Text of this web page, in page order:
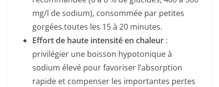
mg/l de sodium), consommée par petites
gorgées toutes les 15 à 20 minutes.
Effort de haute intensité en chaleur :
privilégier une boisson hypotonique à
sodium élevé pour favoriser l’absorption
rapide et compenser les importantes pertes